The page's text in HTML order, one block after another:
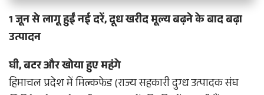
1 जून से लागू हुईं नई दरें, दूध खरीद मूल्य बढ़ने के बाद बढ़ा
उत्पादन
घी, बटर और खोया हुए महंगे
हिमाचल प्रदेश में मिल्कफेड (राज्य सहकारी दुग्ध उत्पादक संघ